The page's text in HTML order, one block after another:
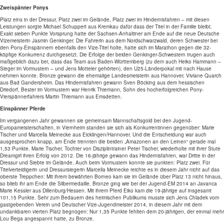
Zweispänner Ponys
Platz eins in der Dressur, Platz zwei im Gelände, Platz zwei im Hindernisfahren – mit diesen
Leistungen sorgte Michael Schuppert aus Kremkau dafür dass der Titel in der Familie bleibt.
Exakt sieben Punkte Vorsprung hatte der Sachsen-Anhaltiner am Ende auf die neue Deutsche
Vizemeisterin Jasmin Genkinger. Die Fahrerin aus dem Nordschwarzwald, deren Schwester bei
den Pony-Einspännern ebenfalls den Vize-Titel holte, hatte sich im Marathon gegen die 32-
köpfige Konkurrenz durchgesetzt. Die Erfolge der beiden Genkinger-Schwestern trugen auch
maßgeblich dazu bei, dass das Team aus Baden-Württemberg (zu dem auch Heiko Hammann –
Sieger im Vormustern – und Jens Motteler gehörten), den U25-Länderpokal mit nach Hause
nehmen konnte. Bronze gewann die ehemalige Landesmeisterin aus Hannover, Viviane Quarch
aus Bad Gandersheim. Das Hindernisfahren gewann Sven Böcking aus dem hessischen
Driedorf, Bester im Vormustern war Henrik Thiemann, Sohn des hocherfolgreichen Pony-
Vierspännerfahrers Martin Thiemann aus Emsdetten.
Einspänner Pferde
Im vergangenen Jahr gewannen sie gemeinsam Mannschaftsgold bei den Jugend-
Europameisterschaften, in Viernheim standen sie sich als Konkurrentinnen gegenüber: Marie
Tischer und Marcella Meinecke aus Eicklingen/Hannover. Und die Entscheidung war auch
ausgesprochen knapp, am Ende trennten die beiden „Amazonen an den Leinen“ gerade mal
1,53 Punkte. Marie Tischer, Tochter von Disziplintrainer Peter Tischer, wiederholte mit ihrer Stute
Dreamgirl ihren Erfolg von 2012. Die 16-jährige gewann das Hindernisfahren, war Dritte in der
Dressur und Siebte im Gelände. Auch beim Vormustern konnte sie punkten: Platz zwei. Für
Titelverteidigerin und Dressursiegerin Marcella Meinecke reichte es in diesem Jahr nicht auf das
oberste Treppchen: Mit ihrem bewährten Borneo kam sie im Gelände über Platz 13 nicht hinaus,
so blieb ihr am Ende die Silbermedaille. Bronze ging wie bei der Jugend-EM 2014 an Javanca
Marie Kessler aus Dillenburg/Hessen. Mit ihrem Pferd Eiko kam die 19-jährige auf insgesamt
101,15 Punkte. Sehr zum Bedauern des heimischen Publikums musste sich Jens Chladek vom
gastgebenden Verein und Deutscher Vize-Jugendmeister 2014, in diesem Jahr mit dem
undankbaren vierten Platz begnügen: Nur 1,35 Punkte fehlten dem 20-jährigen, der einmal mehr
Lou Bega angespannt hatte, zu Bronze.